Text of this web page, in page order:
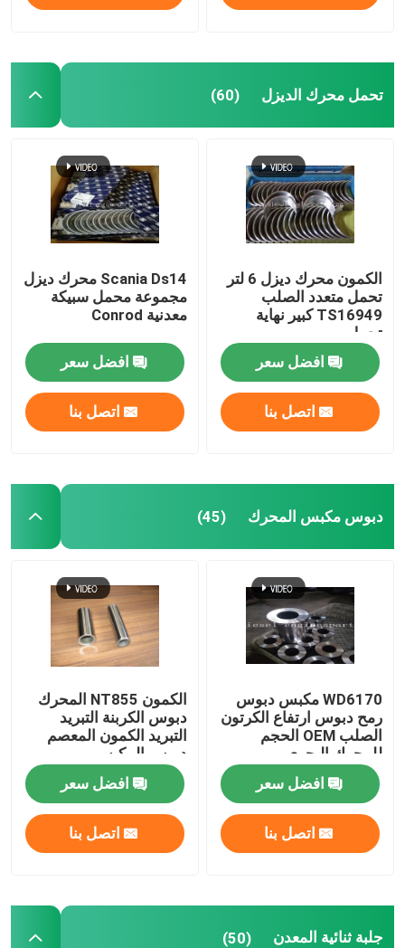
تحمل محرك الديزل (60)
الكمون محرك ديزل 6 لتر
تحمل متعدد الصلب
TS16949 كبير نهاية
تحمل
افضل سعر
اتصل بنا
Scania Ds14 محرك ديزل
مجموعة محمل سبيكة
معدنية Conrod
افضل سعر
اتصل بنا
دبوس مكبس المحرك (45)
WD6170 مكبس دبوس
رمح دبوس ارتفاع الكرتون
الصلب OEM الحجم
للمحرك البحري
افضل سعر
اتصل بنا
الكمون NT855 المحرك
دبوس الكربنة التبريد
التبريد الكمون المعصم
دبوس المكبس
افضل سعر
اتصل بنا
جلبة ثنائية المعدن (50)